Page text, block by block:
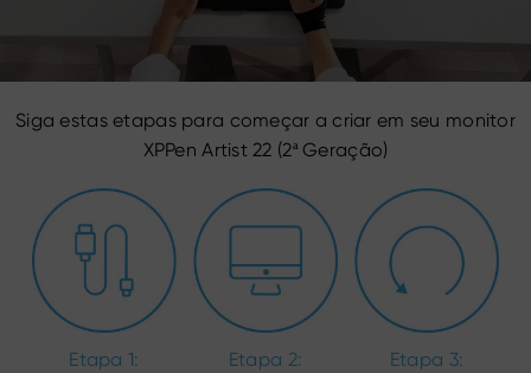
Siga estas etapas para começar a criar em seu monitor
XPPen Artist 22 (2ª Geração)
Etapa 1: Etapa 2: Etapa 3: